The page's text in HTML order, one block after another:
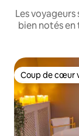
Les
bien notés
Coup de cœur
Coup de cœur